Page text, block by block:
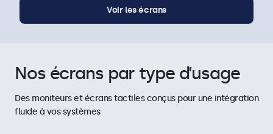
Voir les écrans
Nos écrans par type d’usage
Des moniteurs et écrans tactiles conçus pour une intégration
fluide à vos systèmes